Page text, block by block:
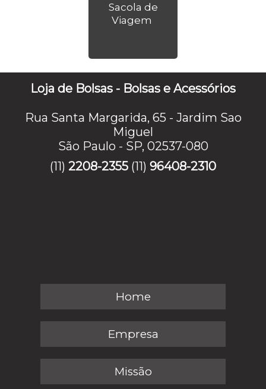
Sacola de
Viagem
Loja de Bolsas - Bolsas e Acessórios
Rua Santa Margarida, 65 - Jardim Sao
Miguel
São Paulo - SP, 02537-080
(11) 2208-2355 (11) 96408-2310
Home
Empresa
Missão